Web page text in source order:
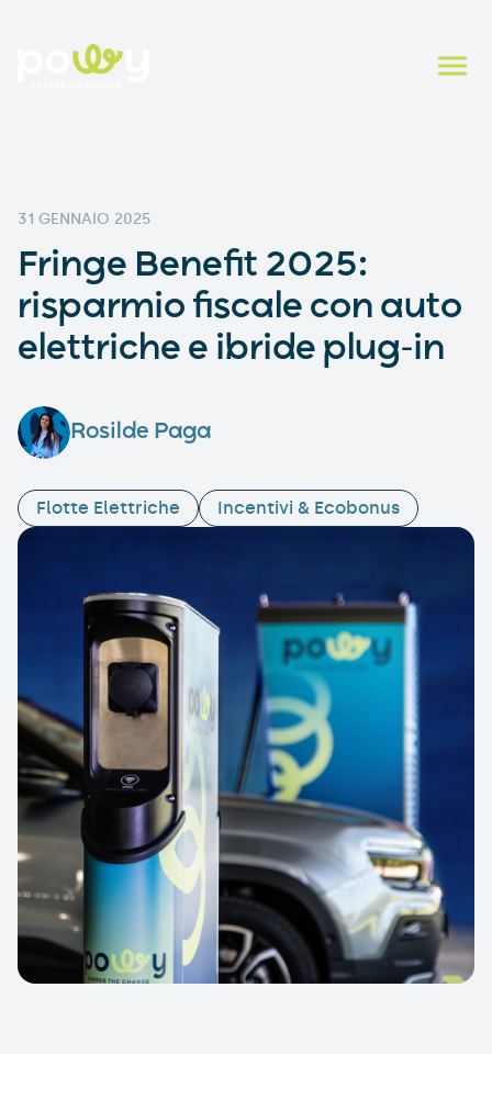
31 GENNAIO 2025
Fringe Benefit 2025:
risparmio fiscale con auto
elettriche e ibride plug-in
Rosilde Paga
Flotte Elettriche Incentivi & Ecobonus